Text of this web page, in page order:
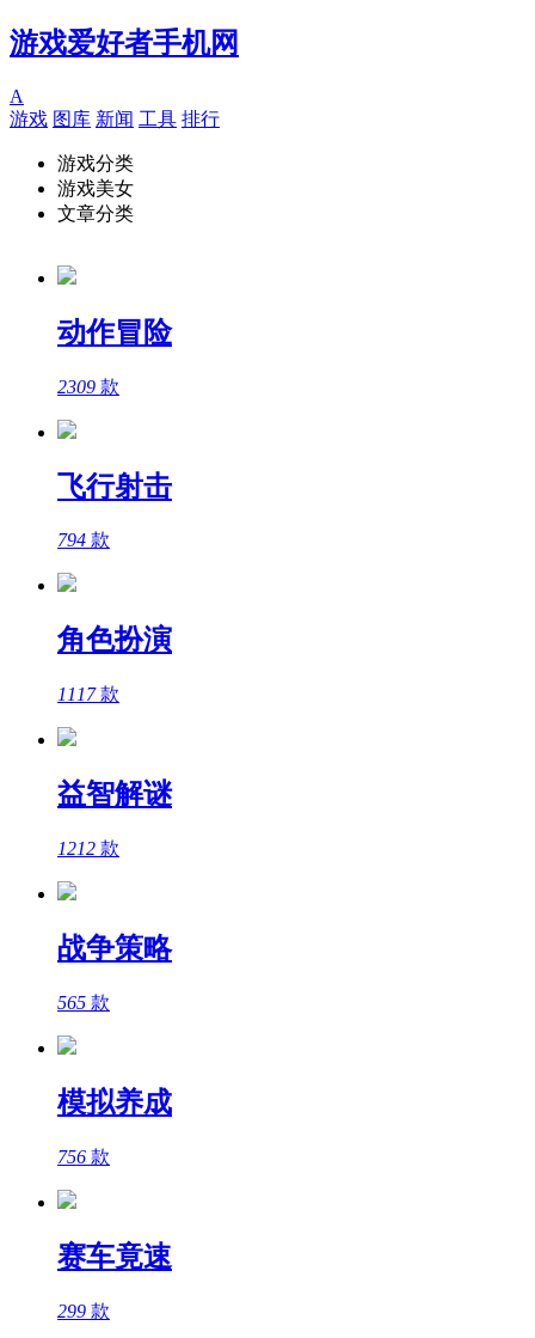
游戏爱好者手机网
A
游戏 图库 新闻 工具 排行
游戏分类
游戏美女
文章分类
动作冒险
2309 款
飞行射击
794 款
角色扮演
1117款
益智解谜
1212 款
战争策略
565 款
模拟养成
756 款
赛车竟速
299 款